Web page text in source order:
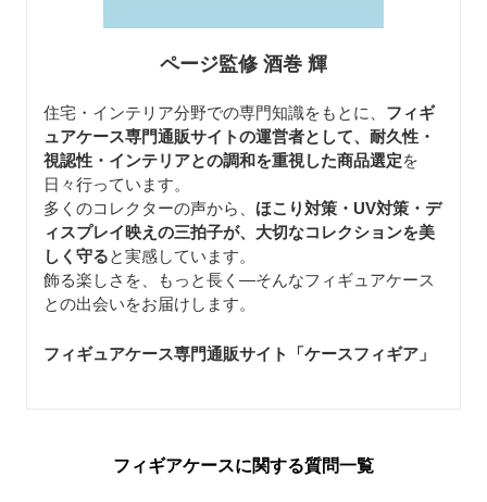
ページ監修 酒巻 輝
住宅・インテリア分野での専門知識をもとに、 フィギ
ュアケース専門通販サイトの運営者として、耐久性・
視認性・インテリアとの調和を重視した商品選定を
日々行っています。
多くのコレクターの声から、 ほこり対策・UV対策・デ
ィスプレイ映えの三拍子が、大切なコレクションを美
しく守ると実感しています。
飾る楽しさを、もっと長く—そんなフィギュアケース
との出会いをお届けします。
フィギュアケース専門通販サイト「ケースフィギア 」
フィギアケースに関する質問一覧